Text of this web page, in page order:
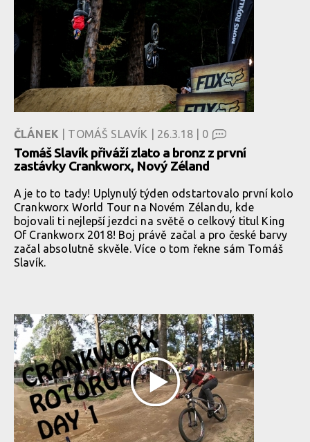
ČLÁNEK | TOMÁŠ SLAVÍK | 26.3.18 | 0
Tomáš Slavík přiváží zlato a bronz z první
zastávky Crankworx, Nový Zéland
A je to to tady! Uplynulý týden odstartovalo první kolo
Crankworx World Tour na Novém Zélandu, kde
bojovali ti nejlepší jezdci na světě o celkový titul King
Of Crankworx 2018! Boj právě začal a pro české barvy
začal absolutně skvěle. Více o tom řekne sám Tomáš
Slavík.